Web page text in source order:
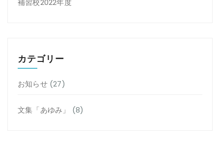
補習校2022年度
カテゴリー
お知らせ(27)
文集「あゆみ」 (8)